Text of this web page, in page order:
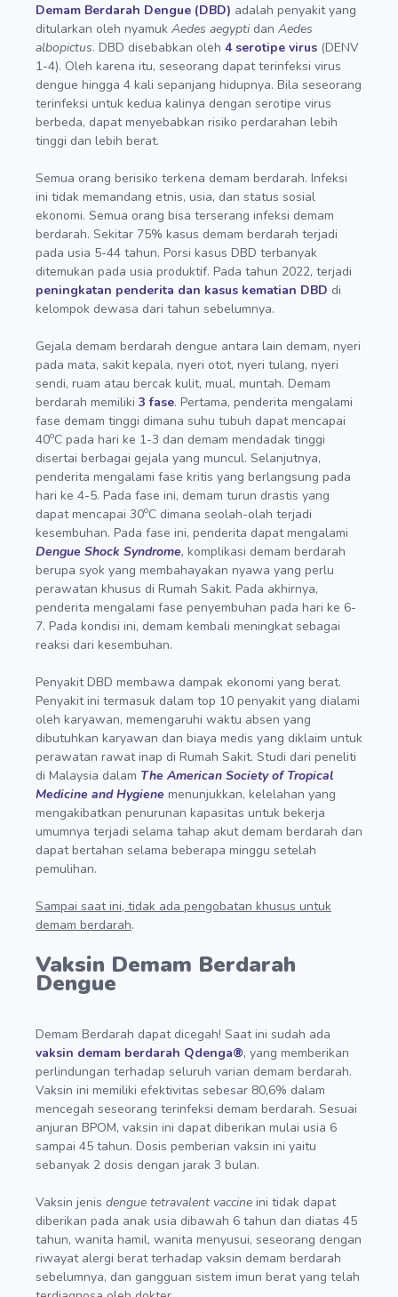
Demam Berdarah Dengue (DBD) adalah penyakit yang
ditularkan oleh nyamuk Aedes aegypti dan Aedes
albopictus. DBD disebabkan oleh 4 serotipe virus (DENV
1-4). Oleh karena itu, seseorang dapat terinfeksi virus
dengue hingga 4 kali sepanjang hidupnya. Bila seseorang
terinfeksi untuk kedua kalinya dengan serotipe virus
berbeda, dapat menyebabkan risiko perdarahan lebih
tinggi dan lebih berat.
Semua orang berisiko terkena demam berdarah. Infeksi
ini tidak memandang etnis, usia, dan status sosial
ekonomi. Semua orang bisa terserang infeksi demam
berdarah. Sekitar 75% kasus demam berdarah terjadi
pada usia 5-44 tahun. Porsi kasus DBD terbanyak
ditemukan pada usia produktif. Pada tahun 2022, terjadi
peningkatan penderita dan kasus kematian DBD di
kelompok dewasa dari tahun sebelumnya.
Gejala demam berdarah dengue antara lain demam, nyeri
pada mata, sakit kepala, nyeri otot, nyeri tulang, nyeri
sendi, ruam atau bercak kulit, mual, muntah. Demam
berdarah memiliki 3 fase. Pertama, penderita mengalami
fase demam tinggi dimana suhu tubuh dapat mencapai
40oC pada hari ke 1-3 dan demam mendadak tinggi
disertai berbagai gejala yang muncul. Selanjutnya,
penderita mengalami fase kritis yang berlangsung pada
hari ke 4-5. Pada fase ini, demam turun drastis yang
dapat mencapai 30oC dimana seolah-olah terjadi
kesembuhan. Pada fase ini, penderita dapat mengalami
Dengue Shock Syndrome, komplikasi demam berdarah
berupa syok yang membahayakan nyawa yang perlu
perawatan khusus di Rumah Sakit. Pada akhirnya,
penderita mengalami fase penyembuhan pada hari ke 6-
7. Pada kondisi ini, demam kembali meningkat sebagai
reaksi dari kesembuhan.
Penyakit DBD membawa dampak ekonomi yang berat.
Penyakit ini termasuk dalam top 10 penyakit yang dialami
oleh karyawan, memengaruhi waktu absen yang
dibutuhkan karyawan dan biaya medis yang diklaim untuk
perawatan rawat inap di Rumah Sakit. Studi dari peneliti
di Malaysia dalam The American Society of Tropical
Medicine and Hygiene menunjukkan, kelelahan yang
mengakibatkan penurunan kapasitas untuk bekerja
umumnya terjadi selama tahap akut demam berdarah dan
dapat bertahan selama beberapa minggu setelah
pemulihan.
Sampai saat ini, tidak ada pengobatan khusus untuk
demam berdarah.
Vaksin Demam Berdarah
Dengue
Demam Berdarah dapat dicegah! Saat ini sudah ada
vaksin demam berdarah Qdenga®, yang memberikan
perlindungan terhadap seluruh varian demam berdarah.
Vaksin ini memiliki efektivitas sebesar 80,6% dalam
mencegah seseorang terinfeksi demam berdarah. Sesuai
anjuran BPOM, vaksin ini dapat diberikan mulai usia 6
sampai 45 tahun. Dosis pemberian vaksin ini yaitu
sebanyak 2 dosis dengan jarak 3 bulan.
Vaksin jenis dengue tetravalent vaccine ini tidak dapat
diberikan pada anak usia dibawah 6 tahun dan diatas 45
tahun, wanita hamil, wanita menyusui, seseorang dengan
riwayat alergi berat terhadap vaksin demam berdarah
sebelumnya, dan gangguan sistem imun berat yang telah